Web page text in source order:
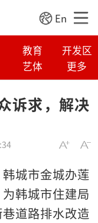
En
教育
开发区
艺体 更多
诉求，解决
城市金城办莲
韩城市住建局
道路排水改造